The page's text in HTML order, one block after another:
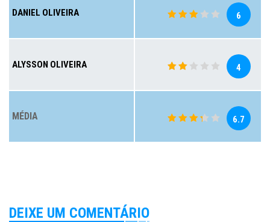
DANIEL OLIVEIRA 6
ALYSSON OLIVEIRA 4
MÉDIA 6.7
DEIXE UM COMENTÁRIO